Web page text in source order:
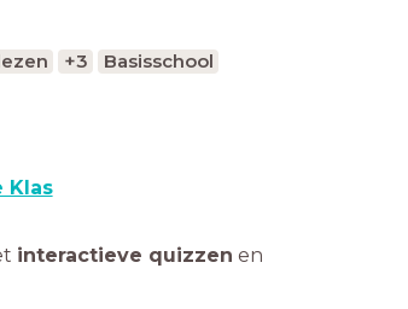
+3
Basisschool
Klas
interactieve quizzen en